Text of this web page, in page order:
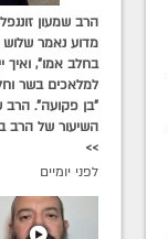
הרב שמעון
מדוע נאמר
בחלב אמו", ואיך
למלאכים בשר
"בן פקועה". הרב
השיעור של הרב
>>
לפני יומיים